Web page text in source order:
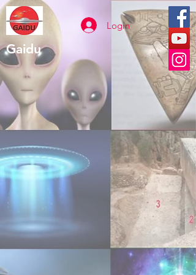
Gaidu
Login